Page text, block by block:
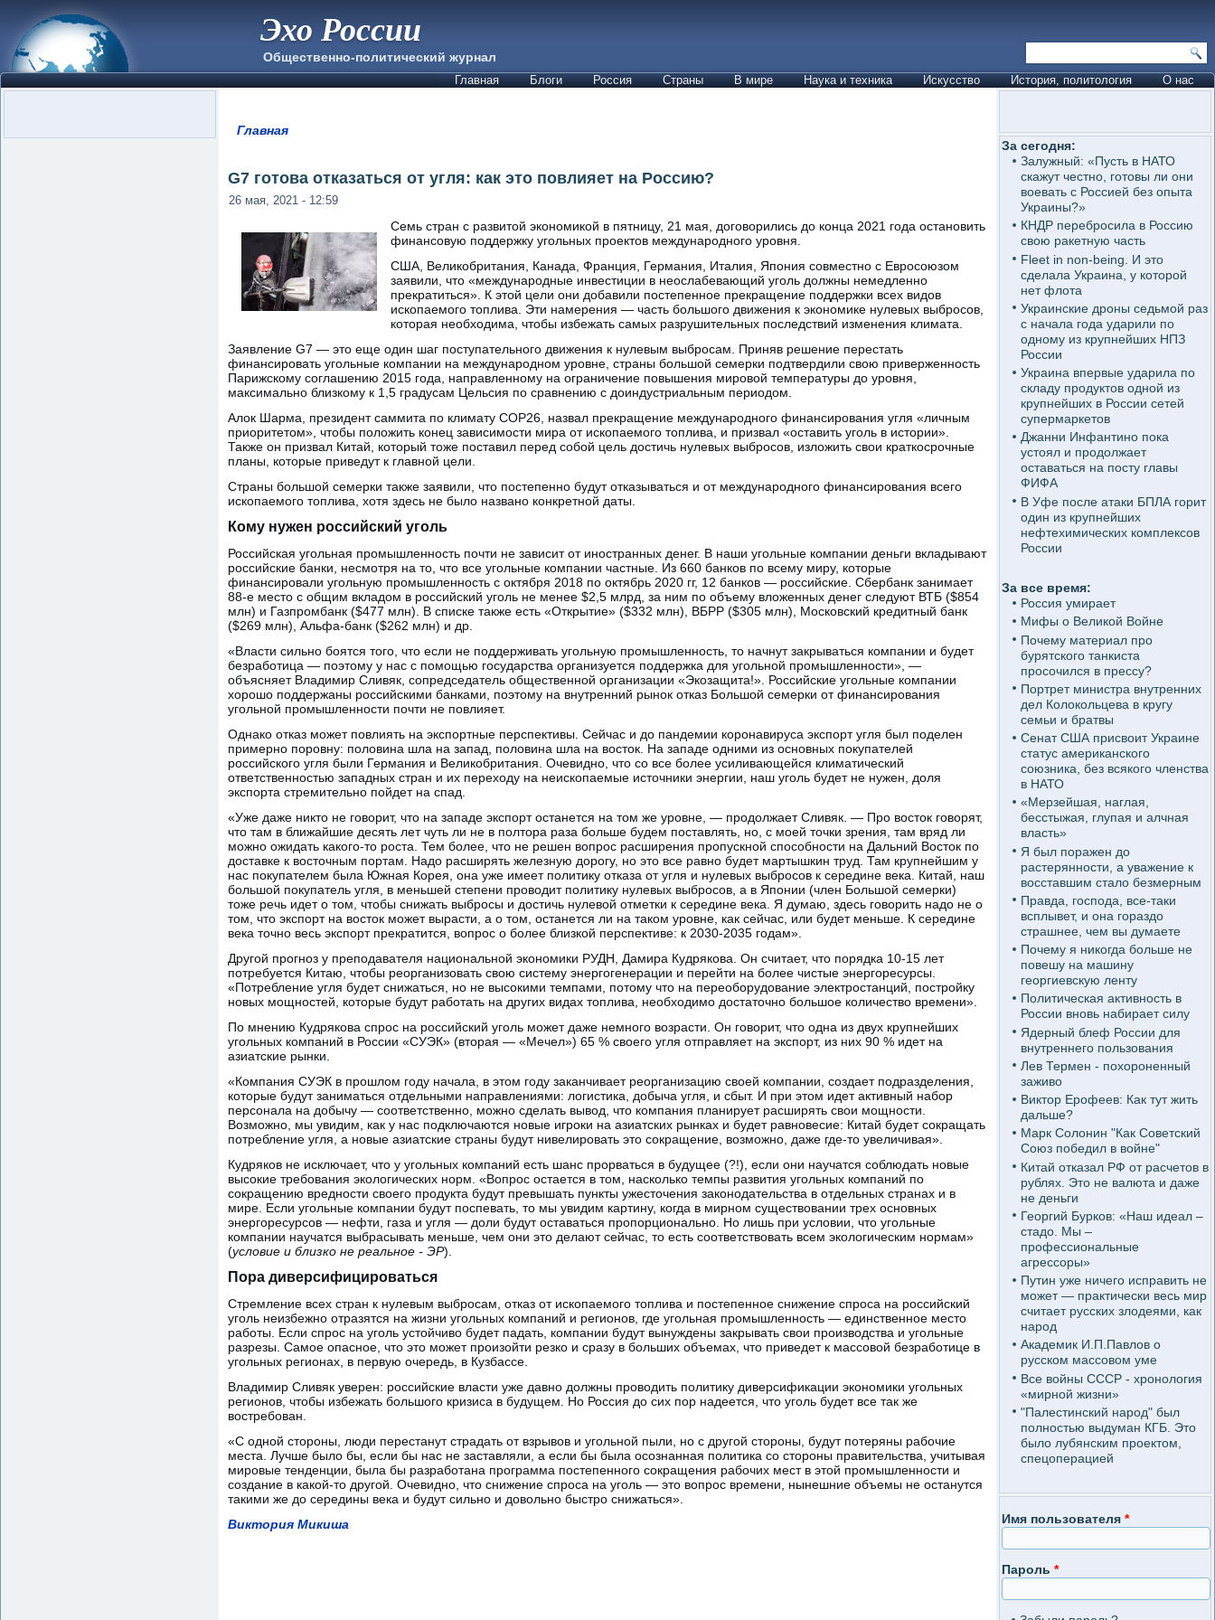
Эхо России
Общественно-политический журнал
Главная Блоги Россия Страны В мире Наука и техника Искусство История, политология О нас
Главная
G7 готова отказаться от угля: как это повлияет на Россию?
26 мая, 2021 - 12:59
Семь стран с развитой экономикой в пятницу, 21 мая, договорились до конца 2021 года остановить
финансовую поддержку угольных проектов международного уровня.
США, Великобритания, Канада, Франция, Германия, Италия, Япония совместно с Евросоюзом
заявили, что «международные инвестиции в неослабевающий уголь должны немедленно
прекратиться». К этой цели они добавили постепенное прекращение поддержки всех видов
ископаемого топлива. Эти намерения — часть большого движения к экономике нулевых выбросов,
которая необходима, чтобы избежать самых разрушительных последствий изменения климата.
Заявление G7 — это еще один шаг поступательного движения к нулевым выбросам. Приняв решение перестать
финансировать угольные компании на международном уровне, страны большой семерки подтвердили свою приверженность
Парижскому соглашению 2015 года, направленному на ограничение повышения мировой температуры до уровня,
максимально близкому к 1,5 градусам Цельсия по сравнению с доиндустриальным периодом.
Алок Шарма, президент саммита по климату COP26, назвал прекращение международного финансирования угля «личным
приоритетом», чтобы положить конец зависимости мира от ископаемого топлива, и призвал «оставить уголь в истории».
Также он призвал Китай, который тоже поставил перед собой цель достичь нулевых выбросов, изложить свои краткосрочные
планы, которые приведут к главной цели.
Страны большой семерки также заявили, что постепенно будут отказываться и от международного финансирования всего
ископаемого топлива, хотя здесь не было названо конкретной даты.
Кому нужен российский уголь
Российская угольная промышленность почти не зависит от иностранных денег. В наши угольные компании деньги вкладывают
российские банки, несмотря на то, что все угольные компании частные. Из 660 банков по всему миру, которые
финансировали угольную промышленность с октября 2018 по октябрь 2020 гг, 12 банков — российские. Сбербанк занимает
88-е место с общим вкладом в российский уголь не менее $2,5 млрд, за ним по объему вложенных денег следуют ВТБ ($854
млн) и Газпромбанк ($477 млн). В списке также есть «Открытие» ($332 млн), ВБРР ($305 млн), Московский кредитный банк
($269 млн), Альфа-банк ($262 млн) и др.
«Власти сильно боятся того, что если не поддерживать угольную промышленность, то начнут закрываться компании и будет
безработица — поэтому у нас с помощью государства организуется поддержка для угольной промышленности», —
объясняет Владимир Сливяк, сопредседатель общественной организации «Экозащита!». Российские угольные компании
хорошо поддержаны российскими банками, поэтому на внутренний рынок отказ Большой семерки от финансирования
угольной промышленности почти не повлияет.
Однако отказ может повлиять на экспортные перспективы. Сейчас и до пандемии коронавируса экспорт угля был поделен
примерно поровну: половина шла на запад, половина шла на восток. На западе одними из основных покупателей
российского угля были Германия и Великобритания. Очевидно, что со все более усиливающейся климатический
ответственностью западных стран и их переходу на неископаемые источники энергии, наш уголь будет не нужен, доля
экспорта стремительно пойдет на спад.
«Уже даже никто не говорит, что на западе экспорт останется на том же уровне, — продолжает Сливяк. — Про восток говорят,
что там в ближайшие десять лет чуть ли не в полтора раза больше будем поставлять, но, с моей точки зрения, там вряд ли
можно ожидать какого-то роста. Тем более, что не решен вопрос расширения пропускной способности на Дальний Восток по
доставке к восточным портам. Надо расширять железную дорогу, но это все равно будет мартышкин труд. Там крупнейшим у
нас покупателем была Южная Корея, она уже имеет политику отказа от угля и нулевых выбросов к середине века. Китай, наш
большой покупатель угля, в меньшей степени проводит политику нулевых выбросов, а в Японии (член Большой семерки)
тоже речь идет о том, чтобы снижать выбросы и достичь нулевой отметки к середине века. Я думаю, здесь говорить надо не о
том, что экспорт на восток может вырасти, а о том, останется ли на таком уровне, как сейчас, или будет меньше. К середине
века точно весь экспорт прекратится, вопрос о более близкой перспективе: к 2030-2035 годам».
Другой прогноз у преподавателя национальной экономики РУДН, Дамира Кудрякова. Он считает, что порядка 10-15 лет
потребуется Китаю, чтобы реорганизовать свою систему энергогенерации и перейти на более чистые энергоресурсы.
«Потребление угля будет снижаться, но не высокими темпами, потому что на переоборудование электростанций, постройку
новых мощностей, которые будут работать на других видах топлива, необходимо достаточно большое количество времени».
По мнению Кудрякова спрос на российский уголь может даже немного возрасти. Он говорит, что одна из двух крупнейших
угольных компаний в России «СУЭК» (вторая — «Мечел») 65 % своего угля отправляет на экспорт, из них 90 % идет на
азиатские рынки.
«Компания СУЭК в прошлом году начала, в этом году заканчивает реорганизацию своей компании, создает подразделения,
которые будут заниматься отдельными направлениями: логистика, добыча угля, и сбыт. И при этом идет активный набор
персонала на добычу — соответственно, можно сделать вывод, что компания планирует расширять свои мощности.
Возможно, мы увидим, как у нас подключаются новые игроки на азиатских рынках и будет равновесие: Китай будет сокращать
потребление угля, а новые азиатские страны будут нивелировать это сокращение, возможно, даже где-то увеличивая».
Кудряков не исключает, что у угольных компаний есть шанс прорваться в будущее (?!), если они научатся соблюдать новые
высокие требования экологических норм. «Вопрос остается в том, насколько темпы развития угольных компаний по
сокращению вредности своего продукта будут превышать пункты ужесточения законодательства в отдельных странах и в
мире. Если угольные компании будут поспевать, то мы увидим картину, когда в мирном существовании трех основных
энергоресурсов — нефти, газа и угля — доли будут оставаться пропорционально. Но лишь при условии, что угольные
компании научатся выбрасывать меньше, чем они это делают сейчас, то есть соответствовать всем экологическим нормам»
(условие и близко не реальное - ЭР).
Пора диверсифицироваться
Стремление всех стран к нулевым выбросам, отказ от ископаемого топлива и постепенное снижение спроса на российский
уголь неизбежно отразятся на жизни угольных компаний и регионов, где угольная промышленность — единственное место
работы. Если спрос на уголь устойчиво будет падать, компании будут вынуждены закрывать свои производства и угольные
разрезы. Самое опасное, что это может произойти резко и сразу в больших объемах, что приведет к массовой безработице в
угольных регионах, в первую очередь, в Кузбассе.
Владимир Сливяк уверен: российские власти уже давно должны проводить политику диверсификации экономики угольных
регионов, чтобы избежать большого кризиса в будущем. Но Россия до сих пор надеется, что уголь будет все так же
востребован.
«С одной стороны, люди перестанут страдать от взрывов и угольной пыли, но с другой стороны, будут потеряны рабочие
места. Лучше было бы, если бы нас не заставляли, а если бы была осознанная политика со стороны правительства, учитывая
мировые тенденции, была бы разработана программа постепенного сокращения рабочих мест в этой промышленности и
создание в какой-то другой. Очевидно, что снижение спроса на уголь — это вопрос времени, нынешние объемы не останутся
такими же до середины века и будут сильно и довольно быстро снижаться».
Виктория Микиша
За сегодня:
Залужный: «Пусть в НАТО
скажут честно, готовы ли они
воевать с Россией без опыта
Украины?»
КНДР перебросила в Россию
свою ракетную часть
Fleet in non-being. И это
сделала Украина, у которой
нет флота
Украинские дроны седьмой раз
с начала года ударили по
одному из крупнейших НПЗ
России
Украина впервые ударила по
складу продуктов одной из
крупнейших в России сетей
супермаркетов
Джанни Инфантино пока
устоял и продолжает
оставаться на посту главы
ФИФА
В Уфе после атаки БПЛА горит
один из крупнейших
нефтехимических комплексов
России
За все время:
Россия умирает
Мифы о Великой Войне
Почему материал про
бурятского танкиста
просочился в прессу?
Портрет министра внутренних
дел Колокольцева в кругу
семьи и братвы
Сенат США присвоит Украине
статус американского
союзника, без всякого членства
в НАТО
«Мерзейшая, наглая,
бесстыжая, глупая и алчная
власть»
Я был поражен до
растерянности, а уважение к
восставшим стало безмерным
Правда, господа, все-таки
всплывет, и она гораздо
страшнее, чем вы думаете
Почему я никогда больше не
повешу на машину
георгиевскую ленту
Политическая активность в
России вновь набирает силу
Ядерный блеф России для
внутреннего пользования
Лев Термен - похороненный
заживо
Виктор Ерофеев: Как тут жить
дальше?
Марк Солонин "Как Советский
Союз победил в войне"
Китай отказал РФ от расчетов в
рублях. Это не валюта и даже
не деньги
Георгий Бурков: «Наш идеал –
стадо. Мы –
профессиональные
агрессоры»
Путин уже ничего исправить не
может — практически весь мир
считает русских злодеями, как
народ
Академик И.П.Павлов о
русском массовом уме
Все войны СССР - хронология
«мирной жизни»
"Палестинский народ" был
полностью выдуман КГБ. Это
было лубянским проектом,
спецоперацией
Имя пользователя *
Пароль *